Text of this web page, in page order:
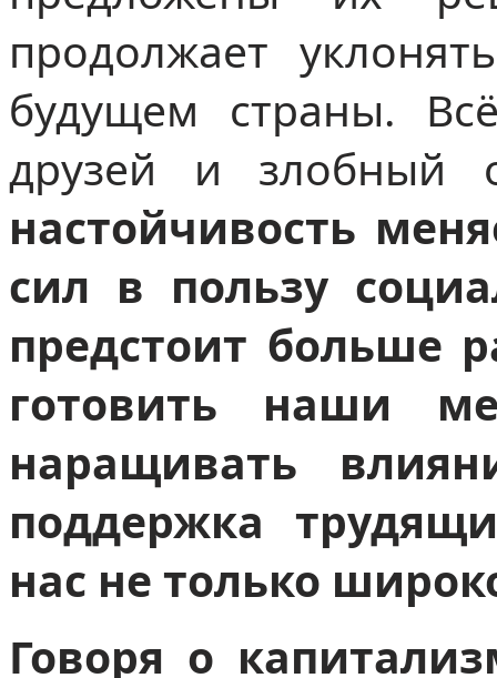
продолжает
будущем страны.
друзей и злобный
настойчивость
сил в пользу
предстоит больше
готовить наши
наращивать
поддержка
нас не только
Говоря о